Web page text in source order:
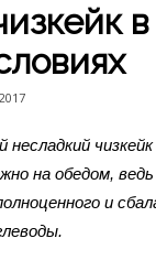
в
на обедом,
и